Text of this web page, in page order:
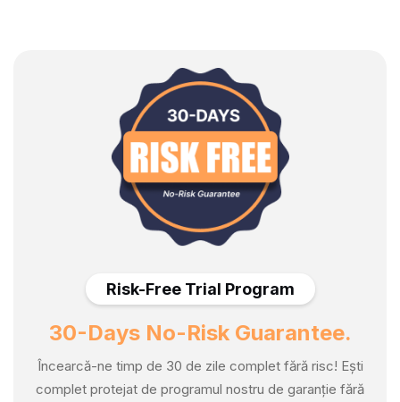
Risk-Free Trial Program
30-Days No-Risk Guarantee.
Încearcă-ne timp de 30 de zile complet fără risc! Ești
complet protejat de programul nostru de garanție fără